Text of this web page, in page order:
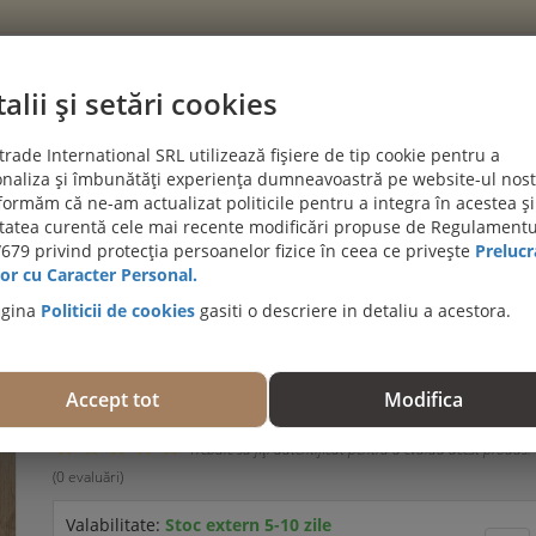
CATEGORII
PROIECTE CLIENTI BLOG DESPRE NOI AJUTĂ-MĂ SĂ
PROMOȚII DE IULIE! PARCHET SPC SI LVT: Viziteaza
pietrificat), Stejar Malaga, 1220x180x4.5/0.3mm,
1159/1
Trebuie să fiţi autentificat pentru a evalua acest produs.
(0 evaluări)
Valabilitate: Stoc extern 5-10 zile
și setări cookies
International SRL utilizează fișiere de tip cookie pentru a
și îmbunătăți experiența dumneavoastră pe website-ul
că ne-am actualizat politicile pentru a integra în acestea
curentă cele mai recente modificări propuse de
privind protecția persoanelor fizice în ceea ce privește
cu Caracter Personal.
Politicii de cookies gasiti o descriere in detaliu a acestora.
Accept tot Modifica